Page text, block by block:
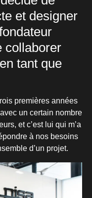
et designer
collaborer
tant que
premières années
un certain nombre
et c’est lui qui m’a
à nos besoins
d’un projet.